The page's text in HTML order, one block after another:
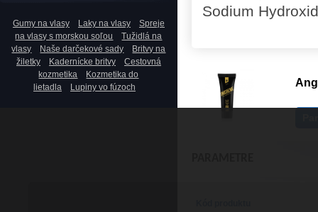
Gumy na vlasy Laky na vlasy
Spreje
na vlasy s morskou soľou
Tužidlá na
vlasy
Naše darčekové sady
Britvy na
žiletky
Kadernícke britvy
Cestovná
kozmetika
Kozmetika do
lietadla
Lupiny vo fúzoch
Sodium